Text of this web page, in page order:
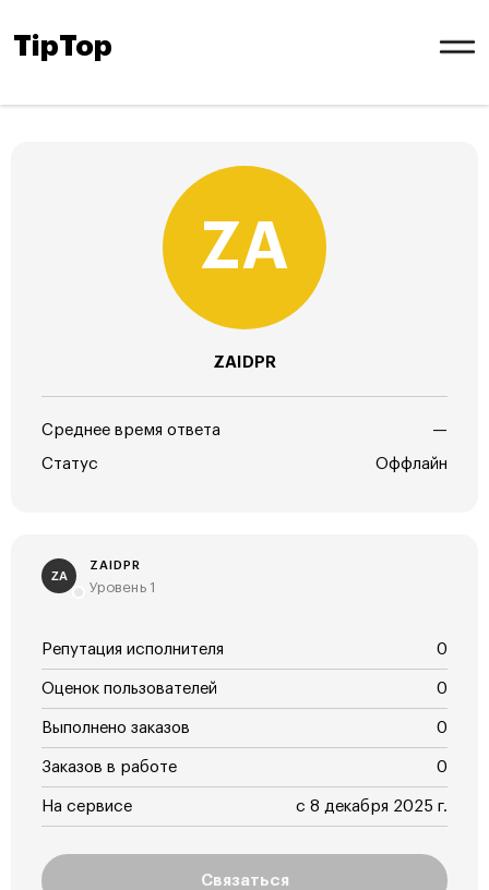
TipTop
ZAIDPR
Среднее время ответа —
Статус Оффлайн
ZA
ZAIDPR
Уровень 1
Репутация исполнителя 0
Оценок пользователей 0
Выполнено заказов 0
Заказов в работе 0
На сервисе с 8 декабря 2025 г.
Связаться